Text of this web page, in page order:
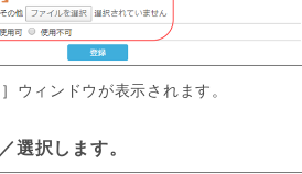
ウィンドウが表示されます。
選択します。